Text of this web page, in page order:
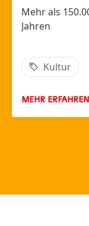
Mehr als
Jahren
Kultur
MEHR ERFAHREN